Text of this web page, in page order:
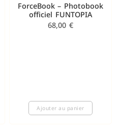
ForceBook – Photobook
officiel FUNTOPIA
68,00 €
Ajouter au panier